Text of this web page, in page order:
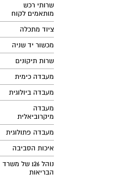
שרותי רכש
מותאמים לקוח
ציוד מתכלה
מכשור יד שניה
שרות תיקונים
מעבדה כימית
מעבדה ביולוגית
מעבדה
מיקרוביאלית
מעבדה פתולוגית
איכות הסביבה
נוהל 126 של משרד
הבריאות